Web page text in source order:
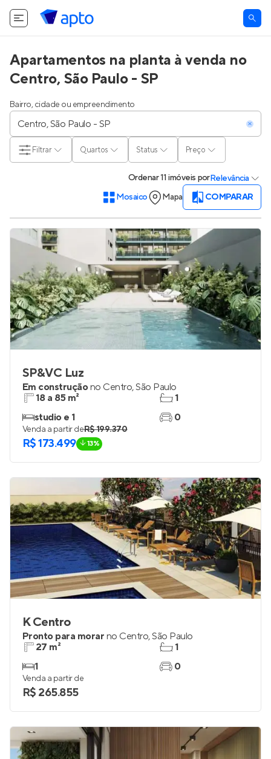
Apartamentos na planta à venda no
Centro, São Paulo - SP
Bairro, cidade ou empreendimento
Quartos Status Preço
Filtrar
Ordenar11 imóveis porRelevância
Mosaico
Mapa COMPARAR
SP&VC Luz
Em construçãono Centro,São Paulo
18 a 85 m²
studio e 1
1
0
Venda a partir deR$ 199.370
R$ 173.499 13%
K Centro
Pronto para morar no Centro,São Paulo
27 m²
1
1
0
Venda a partir de
R$ 265.855